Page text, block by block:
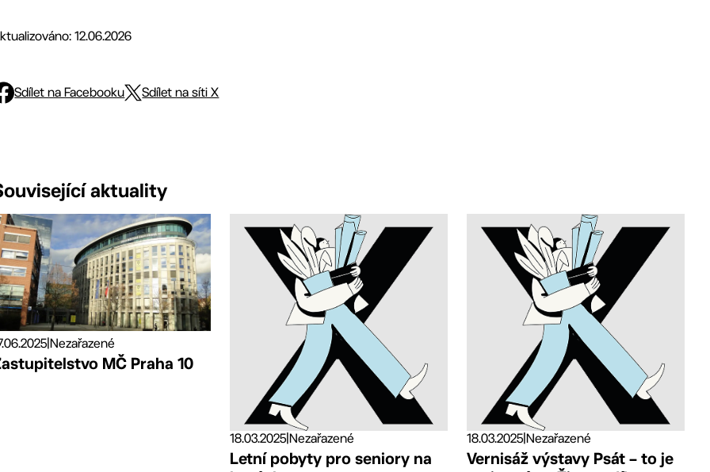
12.06.2026
Sdílet na Facebooku Sdílet na síti X
aktuality
|Nezařazené
MČ Praha 10
18.03.2025|Nezařazené
Letní pobyty pro seniory na
18.03.2025|Nezařazené
Vernisáž výstavy Psát – to je